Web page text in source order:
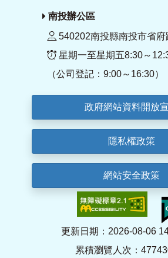
南投辦公區
540202南投縣南投市省府
星期一至星期五8:30～
（公司登記：9:00～16:30）
政府網站資料開放
隱私權政策
網站安全政策
更新日期：2026-08-06
累積瀏覽人次：